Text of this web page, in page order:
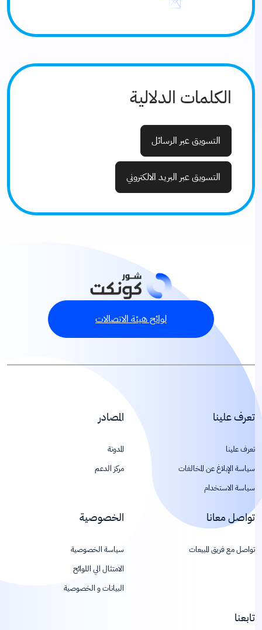
الكلمات الدلالية
التسويق عبر الرسائل
التسويق عبر البريد الالكتروني
لوائح هيئة الاتصالات
تعرف علينا
تعرف علينا
سياسة الإبلاغ عن المخالفات
سياسة الاستخدام
المصادر
المدونة
مركز الدعم
تواصل معانا
تواصل مع فريق المبيعات
الخصوصية
سياسة الخصوصية
الامتثال الي اللوائح
البيانات و الخصوصية
تابعنا